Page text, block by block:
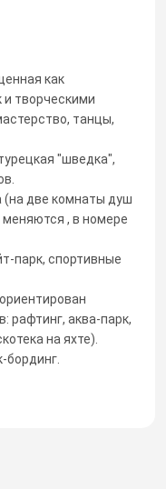
как
творческими
танцы,
"шведка",
(на две комнаты душ
, в номере
парк, спортивные
рафтинг, аква-парк,
на яхте).
бординг.